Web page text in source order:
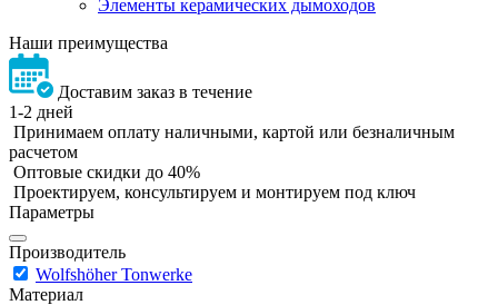
Элементы керамических дымоходов
Наши преимущества
Доставим заказ в течение
1-2 дней
Принимаем оплату наличными, картой или безналичным
расчетом
Оптовые скидки до 40%
Проектируем, консультируем и монтируем под ключ
Параметры
Производитель
Wolfshöher Tonwerke
Материал